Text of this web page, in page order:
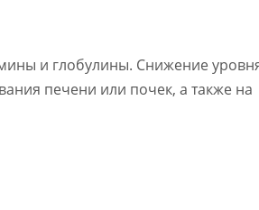
и глобулины. Снижение
печени или почек, а также на